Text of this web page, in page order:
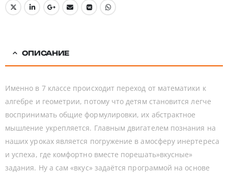
ОПИСАНИЕ
Именно в 7 классе происходит переход от математики к
алгебре и геометрии, потому что детям становится легче
воспринимать общие формулировки, их абстрактное
мышление укрепляется. Главным двигателем познания на
наших уроках является погружение в амосферу инертереса
и успеха, где комфортно вместе порешать»вкусные»
задания. Ну а сам «вкус» задаётся программой на основе